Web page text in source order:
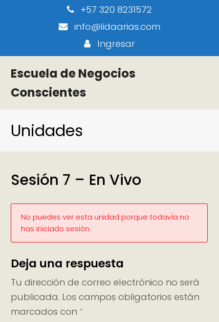
+57 320 8231572
info@lidaarias.com
Ingresar
Escuela de Negocios
Conscientes
Unidades
Sesión 7 – En Vivo
No puedes ver esta unidad porque todavía no
has iniciado sesión.
Deja una respuesta
Tu dirección de correo electrónico no será
publicada. Los campos obligatorios están
marcados con *